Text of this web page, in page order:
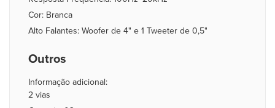
Cor: Branca
Alto Falantes: Woofer de 4" e 1 Tweeter de 0,5"
Outros
Informação adicional:
2 vias